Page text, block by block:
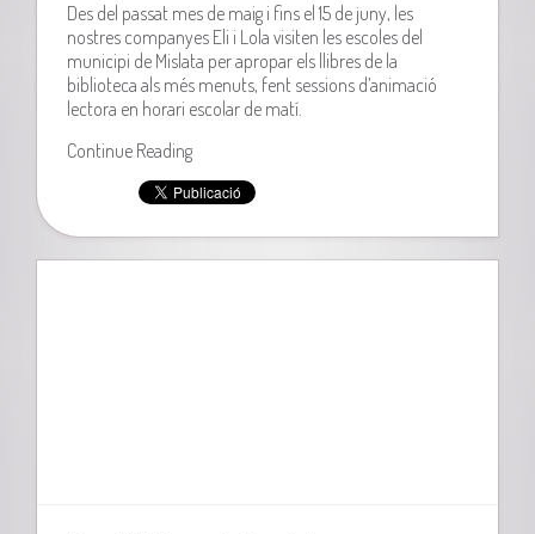
Des del passat mes de maig i fins el 15 de juny, les
nostres companyes Eli i Lola visiten les escoles del
municipi de Mislata per apropar els llibres de la
biblioteca als més menuts, fent sessions d’animació
lectora en horari escolar de matí.
Continue Reading